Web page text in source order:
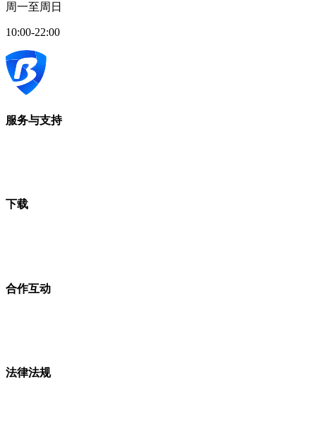
周一至周日
10:00-22:00
服务与支持
下载
合作互动
法律法规